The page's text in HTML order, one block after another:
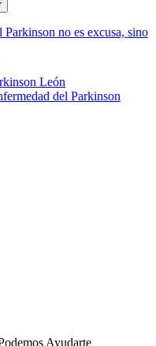
no es excusa, sino
León
del Parkinson